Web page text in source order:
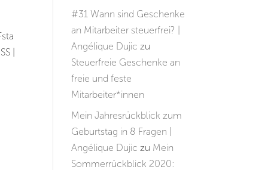
|
#31 Wann sind Geschenke
an Mitarbeiter steuerfrei? |
Angélique Dujic zu
Steuerfreie Geschenke an
freie und feste
Mitarbeiter*innen
Mein Jahresrückblick zum
Geburtstag in 8 Fragen |
Angélique Dujic zu Mein
Sommerrückblick 2020: